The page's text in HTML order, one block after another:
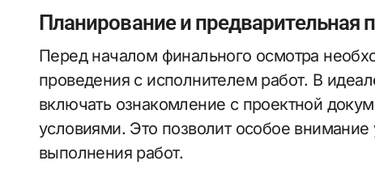
Планирование и предварительная
Перед началом финального осмотра
проведения с исполнителем работ. В
включать ознакомление с проектной
условиями. Это позволит особое
выполнения работ.